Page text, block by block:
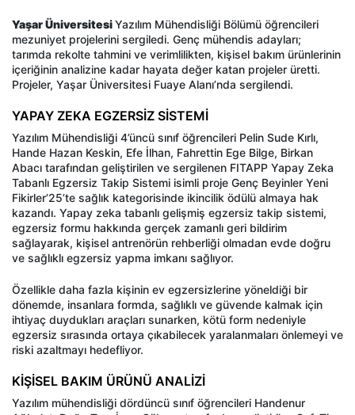
Yaşar ÜniversitesiYazılım Mühendisliği Bölümü öğrencileri
mezuniyet projelerini sergiledi. Genç mühendis adayları;
tarımda rekolte tahmini ve verimlilikten, kişisel bakım ürünlerinin
içeriğinin analizine kadar hayata değer katan projeler üretti.
Projeler, Yaşar Üniversitesi Fuaye Alanı’nda sergilendi.
YAPAY ZEKA EGZERSİZ SİSTEMİ
Yazılım Mühendisliği 4’üncü sınıf öğrencileri Pelin Sude Kırlı,
Hande Hazan Keskin, Efe İlhan, Fahrettin Ege Bilge, Birkan
Abacı tarafından geliştirilen ve sergilenen FITAPP Yapay Zeka
Tabanlı Egzersiz Takip Sistemi isimli proje Genç Beyinler Yeni
Fikirler’25’te sağlık kategorisinde ikincilik ödülü almaya hak
kazandı. Yapay zeka tabanlı gelişmiş egzersiz takip sistemi,
egzersiz formu hakkında gerçek zamanlı geri bildirim
sağlayarak, kişisel antrenörün rehberliği olmadan evde doğru
ve sağlıklı egzersiz yapma imkanı sağlıyor.
Özellikle daha fazla kişinin ev egzersizlerine yöneldiği bir
dönemde, insanlara formda, sağlıklı ve güvende kalmak için
ihtiyaç duydukları araçları sunarken, kötü form nedeniyle
egzersiz sırasında ortaya çıkabilecek yaralanmaları önlemeyi ve
riski azaltmayı hedefliyor.
KİŞİSEL BAKIM ÜRÜNÜ ANALİZİ
Yazılım mühendisliği dördüncü sınıf öğrencileri Handenur